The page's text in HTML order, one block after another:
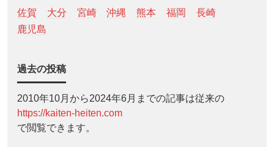
佐賀 大分 宮崎 沖縄 熊本 福岡
長崎
鹿児島
過去の投稿
2010年10月から2024年6月までの記事は従来の
https://kaiten-heiten.com
で閲覧できます。